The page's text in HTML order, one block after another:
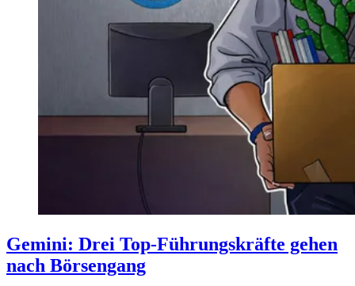
Gemini: Drei Top-Führungskräfte gehen
nach Börsengang